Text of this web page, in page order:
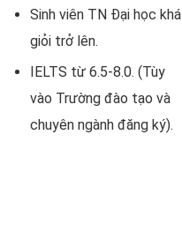
Sinh viên TN Đại học khá
giỏi trở lên.
IELTS từ 6.5-8.0. (Tùy
vào Trường đào tạo và
chuyên ngành đăng ký).